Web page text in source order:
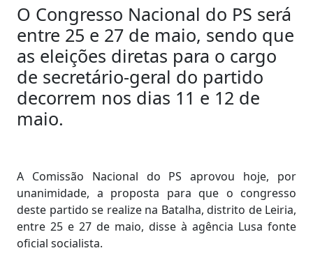
O Congresso Nacional do PS será
entre 25 e 27 de maio, sendo que
as eleições diretas para o cargo
de secretário-geral do partido
decorrem nos dias 11 e 12 de
maio.
A Comissão Nacional do PS aprovou hoje, por
unanimidade, a proposta para que o congresso
deste partido se realize na Batalha, distrito de Leiria,
entre 25 e 27 de maio, disse à agência Lusa fonte
oficial socialista.